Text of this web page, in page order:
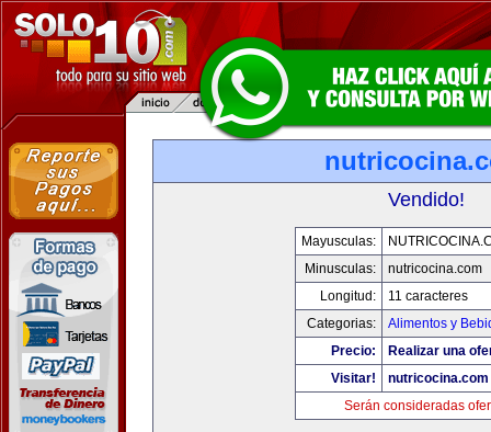
Vendido!
Mayusculas:
Minusculas:
nutricocina.com
Longitud:
11 caracteres
Categorias:
Alimentos y
Precio:
Realizar una
Visitar!
nutricocina.com
Serán consideradas